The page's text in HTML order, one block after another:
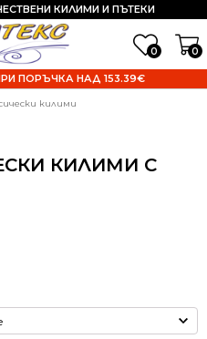
0 0
КИЛИМИ И ПЪТЕКИ
ПОРЪЧКА НАД 153.39€
килими
КИЛИМИ С